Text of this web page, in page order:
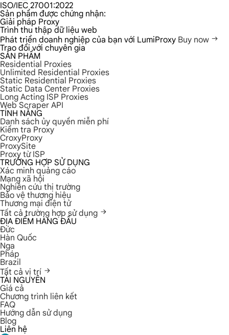
ISO/IEC 27001:2022
Sản phẩm được chứng nhận:
Giải pháp Proxy
Trình thu thập dữ liệu web
Phát triển doanh nghiệp của bạn với LumiProxy Buy now
Trao đổi với chuyên gia
SẢN PHẨM
Residential Proxies
Unlimited Residential Proxies
Static Residential Proxies
Static Data Center Proxies
Long Acting ISP Proxies
Web Scraper API
TÍNH NĂNG
Danh sách ủy quyền miễn phí
Kiểm tra Proxy
CroxyProxy
ProxySite
Proxy từ ISP
TRƯỜNG HỢP SỬ DỤNG
Xác minh quảng cáo
Mạng xã hội
Nghiên cứu thị trường
Bảo vệ thương hiệu
Thương mại điện tử
Tất cả trường hợp sử dụng
ĐỊA ĐIỂM HÀNG ĐẦU
Đức
Hàn Quốc
Nga
Pháp
Brazil
Tất cả vị trí
TÀI NGUYÊN
Giá cả
Chương trình liên kết
FAQ
Hướng dẫn sử dụng
Blog
Liên hệ